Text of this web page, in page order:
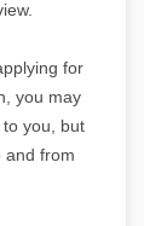
for
you may
you, but
and from